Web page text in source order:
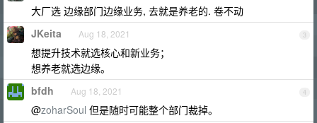
大厂选 边缘部门边缘业务, 去就是养老的. 卷不动
3
JKeita Aug 18, 2021
想提升技术就选核心和新业务；
想养老就选边缘。
4
bfdh Aug 18, 2021
@zoharSoul 但是随时可能整个部门裁掉。